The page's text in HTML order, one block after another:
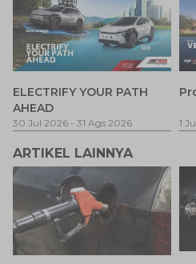
ELECTRIFY YOUR PATH
AHEAD
30 Jul 2026 - 31 Ags 2026 1
ARTIKEL LAINNYA